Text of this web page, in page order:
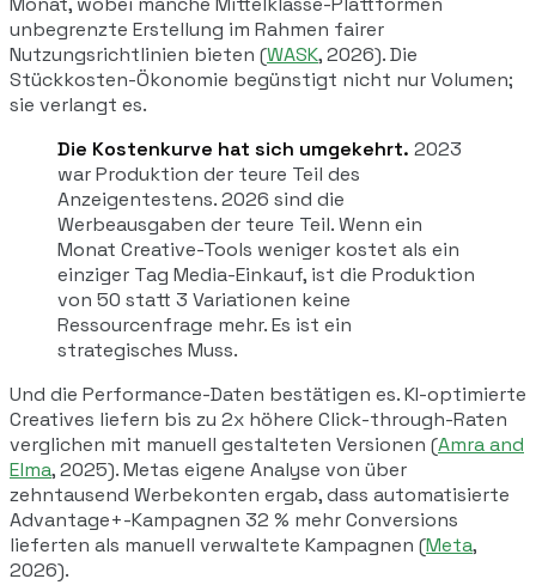
unbegrenzte Erstellung im Rahmen fairer
Nutzungsrichtlinien bieten (WASK, 2026). Die
Stückkosten-Ökonomie begünstigt nicht nur Volumen;
sie verlangt es.
Die Kostenkurve hat sich umgekehrt. 2023
war Produktion der teure Teil des
Anzeigentestens. 2026 sind die
Werbeausgaben der teure Teil. Wenn ein
Monat Creative-Tools weniger kostet als ein
einziger Tag Media-Einkauf, ist die Produktion
von 50 statt 3 Variationen keine
Ressourcenfrage mehr. Es ist ein
strategisches Muss.
Und die Performance-Daten bestätigen es. KI-optimierte
Creatives liefern bis zu 2x höhere Click-through-Raten
verglichen mit manuell gestalteten Versionen (Amra and
Elma, 2025). Metas eigene Analyse von über
zehntausend Werbekonten ergab, dass automatisierte
Advantage+-Kampagnen 32 % mehr Conversions
lieferten als manuell verwaltete Kampagnen (Meta,
2026).